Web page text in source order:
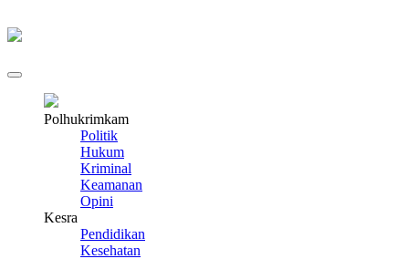
Polhukrimkam
Politik
Hukum
Kriminal
Keamanan
Opini
Kesra
Pendidikan
Kesehatan